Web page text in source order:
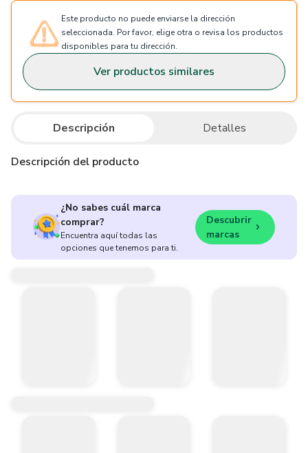
Este producto no puede enviarse la dirección
seleccionada. Por favor, elige otra o revisa los productos
disponibles para tu dirección.
Ver productos similares
Descripción Detalles
Descripción del producto
¿No sabes cuál marca
comprar?
Encuentra aquí todas las
opciones que tenemos para ti.
Descubrir
marcas